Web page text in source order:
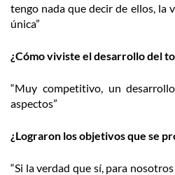
tengo nada que decir de ellos, la
única”
¿Cómo viviste el desarrollo del
“Muy competitivo, un
aspectos”
¿Lograron los objetivos que se
“Si la verdad que sí, para